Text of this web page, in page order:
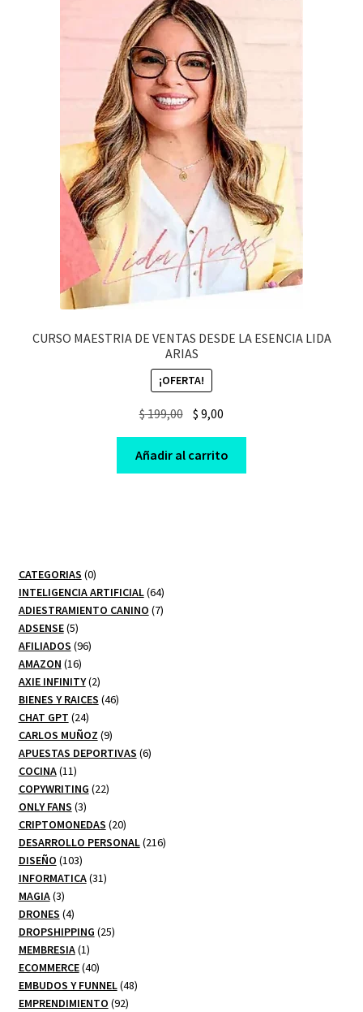
CURSO MAESTRIA DE VENTAS DESDE LA ESENCIA LIDA
ARIAS
¡OFERTA!
$199,00 Original
price
was:
$ 199,00.
$ 9,00
price
is:
$ 9,00.
Añadir al carrito
CATEGORIAS 00
productos
INTELIGENCIA ARTIFICIAL 6464
productos
ADIESTRAMIENTO CANINO 77
ADSENSE 55
productos
AFILIADOS 9696
AMAZON 1616
productos
AXIE INFINITY 22
productos
BIENES Y RAICES 4646
CHAT GPT 2424
productos
CARLOS MUÑOZ 99
productos
APUESTAS DEPORTIVAS 66
COCINA 1111
productos
COPYWRITING 2222
ONLY FANS 33
productos
CRIPTOMONEDAS 2020
productos
DESARROLLO PERSONAL 216216
DISEÑO 103103
productos
INFORMATICA 3131
MAGIA 33
productos
DRONES 44
productos
DROPSHIPPING 2525
MEMBRESIA 11
producto
ECOMMERCE 4040
productos
EMBUDOS Y FUNNEL 4848
EMPRENDIMIENTO 9292